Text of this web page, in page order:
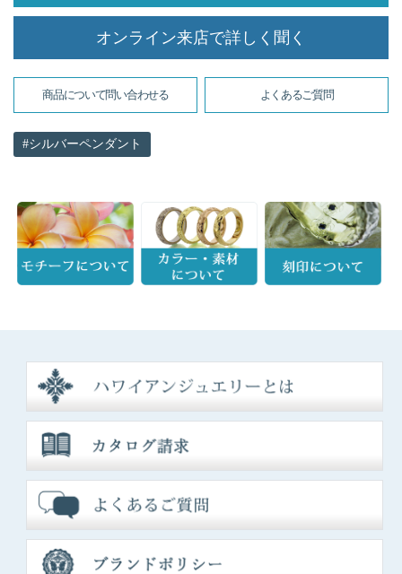
オンライン来店で詳しく聞く
商品について問い合わせる よくあるご質問
シルバーペンダント